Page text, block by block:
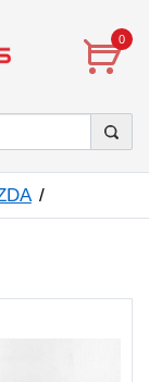
0